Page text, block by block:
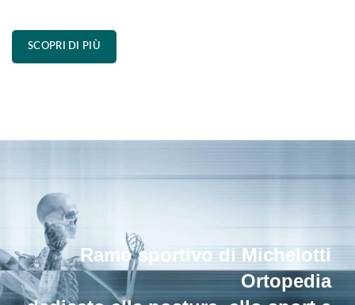
SCOPRI DI PIÙ
Ramo sportivo di Michelotti
Ortopedia